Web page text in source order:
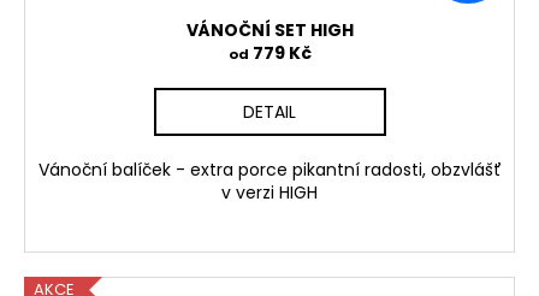
VÁNOČNÍ SET HIGH
od 779 Kč
DETAIL
Vánoční balíček - extra porce pikantní radosti, obzvlášť
v verzi HIGH
AKCE